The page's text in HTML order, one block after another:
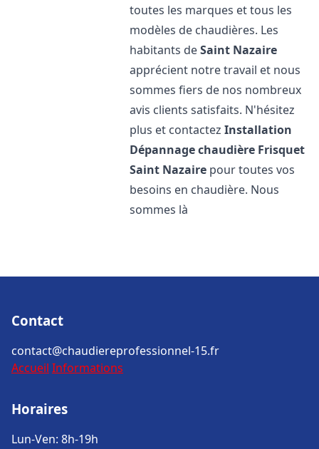
toutes les marques et tous les
modèles de chaudières. Les
habitants deSaint Nazaire
apprécient notre travail et nous
sommes fiers de nos nombreux
avis clients satisfaits. N'hésitez
plus et contactezInstallation
Dépannage chaudière Frisquet
Saint Nazaire pour toutes vos
besoins en chaudière. Nous
sommes là
Contact
contact@chaudiereprofessionnel-15.fr
Accueil Informations
Horaires
Lun-Ven: 8h-19h